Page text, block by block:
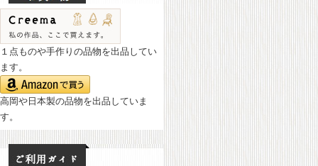
１点ものや手作りの品物を出品してい
ます。
高岡や日本製の品物を出品していま
す。